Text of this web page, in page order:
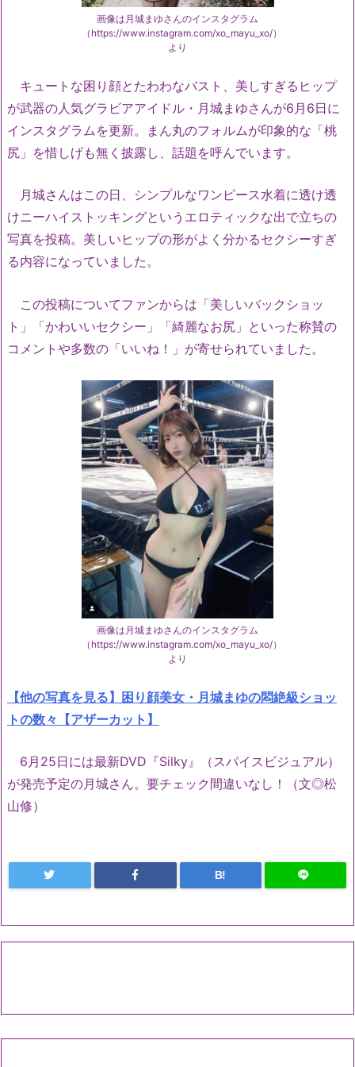
画像は月城まゆさんのインスタグラム
（https://www.instagram.com/xo_mayu_xo/）
より
キュートな困り顔とたわわなバスト、美しすぎるヒップ
が武器の人気グラビアアイドル・月城まゆさんが6 月 6日に
インスタグラムを更新。まん丸のフォルムが印象的な「桃
尻」を惜しげも無く披露し、話題を呼んでいます。
月城さんはこの日、シンプルなワンピース水着に透け透
けニーハイストッキングというエロティックな出で立ちの
写真を投稿。美しいヒップの形がよく分かるセクシーすぎ
る内容になっていました。
この投稿についてファンからは「美しいバックショッ
ト」「かわいいセクシー」「綺麗なお尻」といった称賛の
コメントや多数の「いいね！」が寄せられていました。
画像は月城まゆさんのインスタグラム
（https://www.instagram.com/xo_mayu_xo/）
より
【他の写真を見る】困り顔美女・月城まゆの悶絶級ショッ
トの数々【アザーカット】
6月 25日には最新DVD 『Silky』（スパイスビジュアル）
が発売予定の月城さん。要チェック間違いなし！（文◎松
山修）
B!